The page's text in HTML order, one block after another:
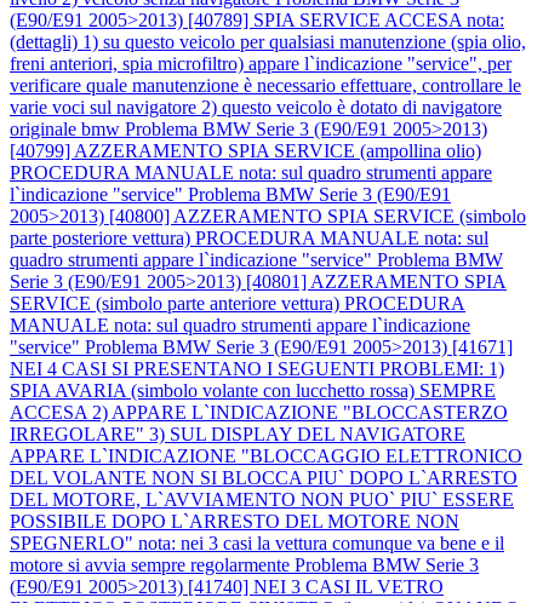
(E90/E91 2005>2013) [40789] SPIA SERVICE ACCESA nota:
(dettagli) 1) su questo veicolo per qualsiasi manutenzione (spia olio,
freni anteriori, spia microfiltro) appare l`indicazione "service", per
verificare quale manutenzione è necessario effettuare, controllare le
varie voci sul navigatore 2) questo veicolo è dotato di navigatore
originale bmw Problema BMW Serie 3 (E90/E91 2005>2013)
[40799] AZZERAMENTO SPIA SERVICE (ampollina olio)
PROCEDURA MANUALE nota: sul quadro strumenti appare
l`indicazione "service" Problema BMW Serie 3 (E90/E91
2005>2013) [40800] AZZERAMENTO SPIA SERVICE (simbolo
parte posteriore vettura) PROCEDURA MANUALE nota: sul
quadro strumenti appare l`indicazione "service" Problema BMW
Serie 3 (E90/E91 2005>2013) [40801] AZZERAMENTO SPIA
SERVICE (simbolo parte anteriore vettura) PROCEDURA
MANUALE nota: sul quadro strumenti appare l`indicazione
"service" Problema BMW Serie 3 (E90/E91 2005>2013) [41671]
NEI 4 CASI SI PRESENTANO I SEGUENTI PROBLEMI: 1)
SPIA AVARIA (simbolo volante con lucchetto rossa) SEMPRE
ACCESA 2) APPARE L`INDICAZIONE "BLOCCASTERZO
IRREGOLARE" 3) SUL DISPLAY DEL NAVIGATORE
APPARE L`INDICAZIONE "BLOCCAGGIO ELETTRONICO
DEL VOLANTE NON SI BLOCCA PIU` DOPO L`ARRESTO
DEL MOTORE, L`AVVIAMENTO NON PUO` PIU` ESSERE
POSSIBILE DOPO L`ARRESTO DEL MOTORE NON
SPEGNERLO" nota: nei 3 casi la vettura comunque va bene e il
motore si avvia sempre regolarmente Problema BMW Serie 3
(E90/E91 2005>2013) [41740] NEI 3 CASI IL VETRO